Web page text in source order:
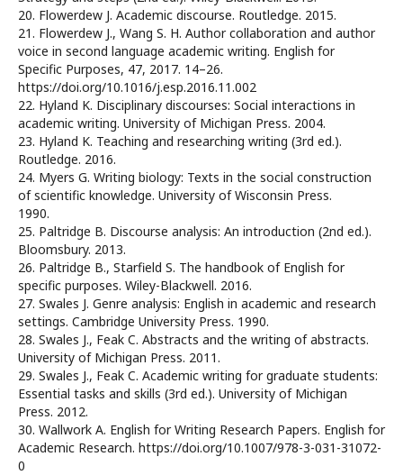
20. Flowerdew J. Academic discourse. Routledge. 2015.
21. Flowerdew J., Wang S. H. Author collaboration and author
voice in second language academic writing. English for
Specific Purposes, 47, 2017. 14–26.
https://doi.org/10.1016/j.esp.2016.11.002
22. Hyland K. Disciplinary discourses: Social interactions in
academic writing. University of Michigan Press. 2004.
23. Hyland K. Teaching and researching writing (3rd ed.).
Routledge. 2016.
24. Myers G. Writing biology: Texts in the social construction
of scientific knowledge. University of Wisconsin Press.
1990.
25. Paltridge B. Discourse analysis: An introduction (2nd ed.).
Bloomsbury. 2013.
26. Paltridge B., Starfield S. The handbook of English for
specific purposes. Wiley-Blackwell. 2016.
27. Swales J. Genre analysis: English in academic and research
settings. Cambridge University Press. 1990.
28. Swales J., Feak C. Abstracts and the writing of abstracts.
University of Michigan Press. 2011.
29. Swales J., Feak C. Academic writing for graduate students:
Essential tasks and skills (3rd ed.). University of Michigan
Press. 2012.
30. Wallwork А. English for Writing Research Papers. English for
Academic Research. https://doi.org/10.1007/978-3-031-31072-
0